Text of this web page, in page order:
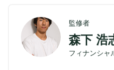
監修者
森下 浩
フィナンシャ